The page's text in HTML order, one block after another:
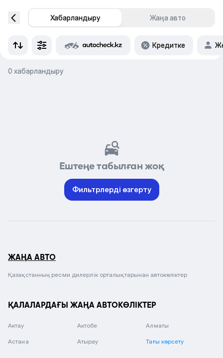
Хабарландыру Жаңа авто
Кредитке
0 хабарландыру
Ештеңе табылған жоқ
Фильтрлерді өзгерту
ЖАҢА АВТО
Қазақстанның ресми дилерлік орталықтарынан автокөліктер
ҚАЛАЛАРДАҒЫ ЖАҢА АВТОКӨЛІКТЕР
Актау Актобе Алматы
Астана Атырау Тағы көрсету